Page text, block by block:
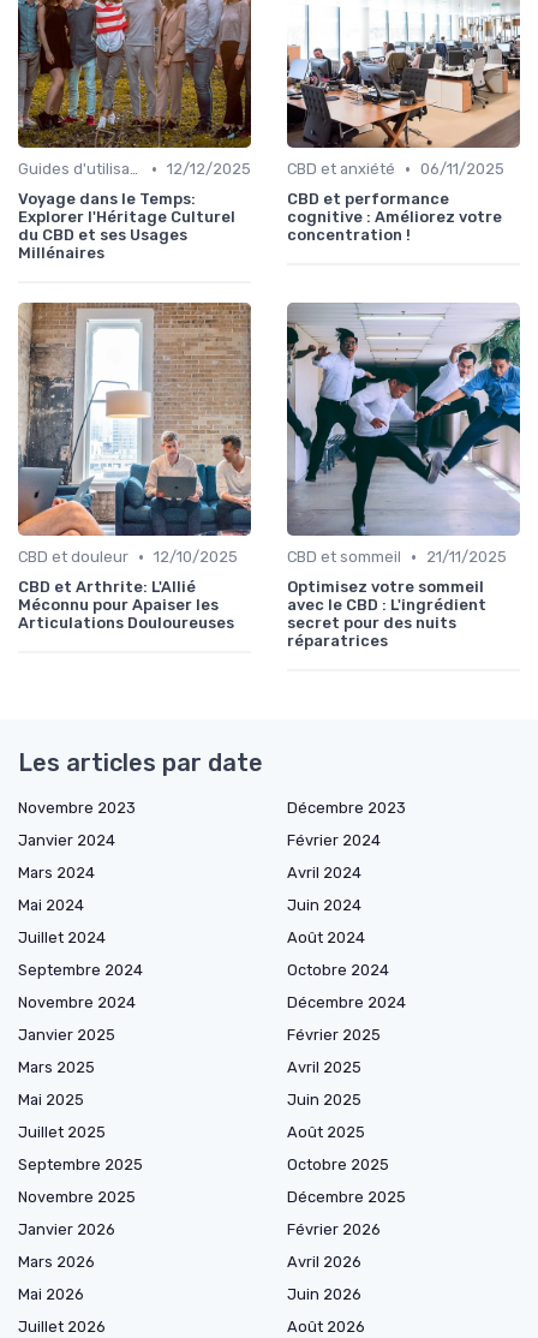
Guides d'utilisation • 12/12/2025
Voyage dans le Temps:
Explorer l'Héritage Culturel
du CBD et ses Usages
Millénaires
CBD et anxiété • 06/11/2025
CBD et performance
cognitive : Améliorez votre
concentration !
CBD et douleur • 12/10/2025
CBD et Arthrite: L'Allié
Méconnu pour Apaiser les
Articulations Douloureuses
CBD et sommeil •
21/11/2025
Optimisez votre sommeil
avec le CBD : L'ingrédient
secret pour des nuits
réparatrices
Les articles par date
Novembre 2023
Décembre 2023
Janvier 2024
Février 2024
Mars 2024
Avril 2024
Mai 2024
Juin 2024
Juillet 2024
Août 2024
Septembre 2024
Octobre 2024
Novembre 2024
Décembre 2024
Janvier 2025
Février 2025
Mars 2025
Avril 2025
Mai 2025
Juin 2025
Juillet 2025
Août 2025
Septembre 2025
Octobre 2025
Novembre 2025
Décembre 2025
Janvier 2026
Février 2026
Mars 2026
Avril 2026
Mai 2026
Juin 2026
Juillet 2026
Août 2026